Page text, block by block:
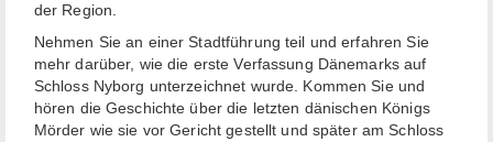
der Region.
Nehmen Sie an einer Stadtführung teil und erfahren Sie
mehr darüber, wie die erste Verfassung Dänemarks auf
Schloss Nyborg unterzeichnet wurde. Kommen Sie und
hören die Geschichte über die letzten dänischen Königs
Mörder wie sie vor Gericht gestellt und später am Schloss